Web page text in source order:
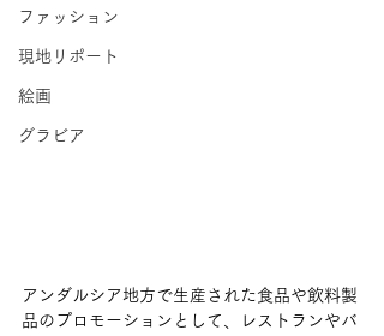
ファッション
現地リポート
絵画
グラビア
アンダルシア地方で生産された食品や飲料製
品のプロモーションとして、レストランやバ